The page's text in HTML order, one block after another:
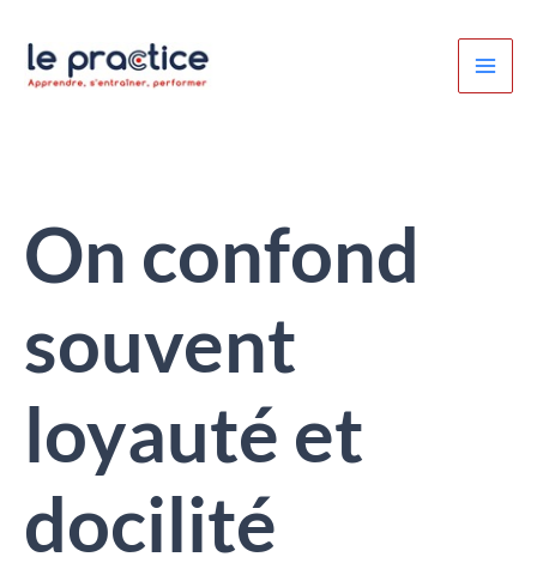
contenu
On confond
souvent
loyauté et
docilité